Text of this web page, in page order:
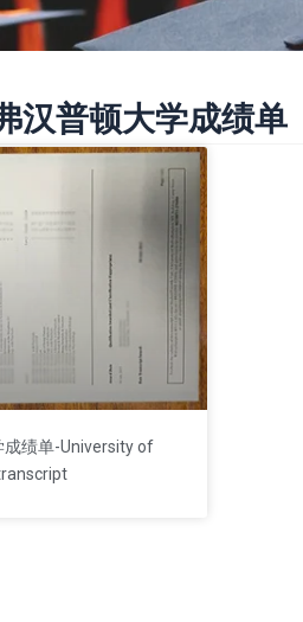
汉普顿大学成绩单
成绩单-University of